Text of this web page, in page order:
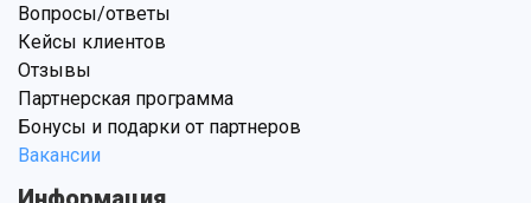
Вопросы/ответы
Кейсы клиентов
Отзывы
Партнерская программа
Бонусы и подарки от партнеров
Вакансии